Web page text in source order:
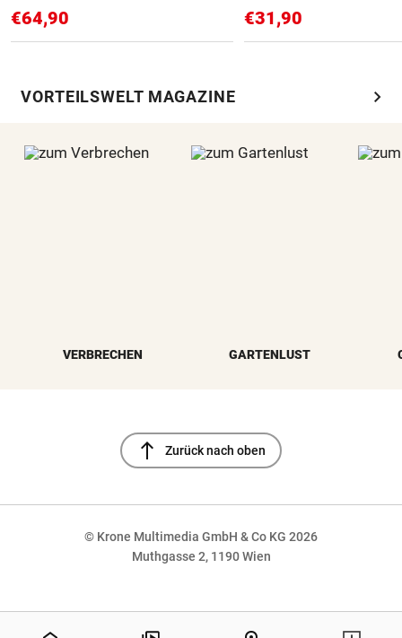
€64,90 €31,90
VORTEILSWELT MAGAZINE chevron_right
VERBRECHEN GARTENLUST
north Zurück nach oben
© Krone Multimedia GmbH & Co KG 2026
Muthgasse 2, 1190 Wien
NaN%